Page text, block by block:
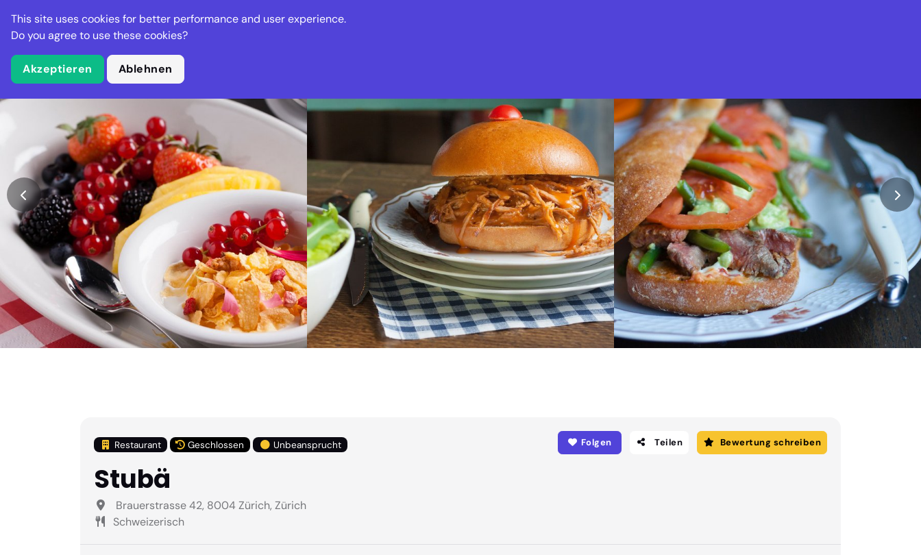
Stella Gastro Betriebe Angebote
Restaurant Geschlossen Unbeansprucht Folgen Teilen Bewertung schreiben
Stubä
Brauerstrasse 42, 8004 Zürich, Zürich
Schweizerisch
This site uses cookies for better performance and user experience.
Do you agree to use these cookies?
Akzeptieren Ablehnen